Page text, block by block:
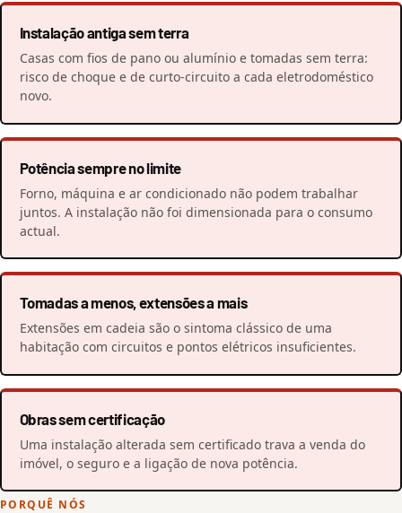
Instalação antiga sem terra
Casas com fios de pano ou alumínio e tomadas sem terra:
risco de choque e de curto-circuito a cada eletrodoméstico
novo.
Potência sempre no limite
Forno, máquina e ar condicionado não podem trabalhar
juntos. A instalação não foi dimensionada para o consumo
actual.
Tomadas a menos, extensões a mais
Extensões em cadeia são o sintoma clássico de uma
habitação com circuitos e pontos elétricos insuficientes.
Obras sem certificação
Uma instalação alterada sem certificado trava a venda do
imóvel, o seguro e a ligação de nova potência.
PORQUÊ NÓS